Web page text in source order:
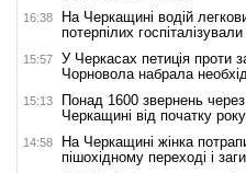
16:38
На Черкащині водій
потерпілих госпіталізували
15:57
У Черкасах петиція проти
Чорновола набрала
15:13
Понад 1600 звернень
Черкащині від початку року
14:58
На Черкащині жінка
пішохідному переході і